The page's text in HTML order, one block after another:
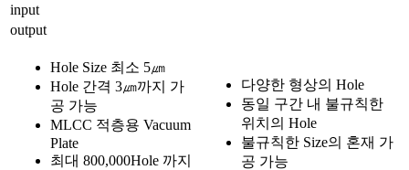
input
output
Hole Size 최소 5㎛
Hole 간격 3㎛까지 가
공 가능
MLCC 적층용 Vacuum
Plate
최대 800,000Hole 까지
다양한 형상의 Hole
동일 구간 내 불규칙한
위치의 Hole
불규칙한 Size의 혼재 가
공 가능